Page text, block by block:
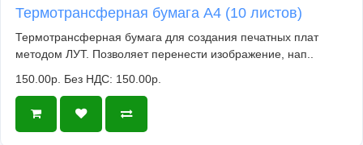
Термотрансферная бумага А4 (10 листов)
Термотрансферная бумага для создания печатных плат
методом ЛУТ. Позволяет перенести изображение, нап..
150.00р. Без НДС: 150.00р.